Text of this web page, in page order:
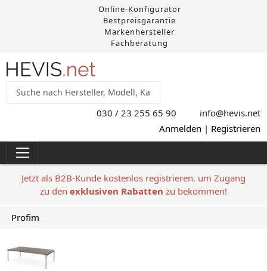
Online-Konfigurator
Bestpreisgarantie
Markenhersteller
Fachberatung
030 / 23 255 65 90 info@hevis.net
Anmelden | Registrieren
Jetzt als B2B-Kunde kostenlos registrieren, um Zugang
zu den exklusiven Rabatten zu bekommen!
Profim